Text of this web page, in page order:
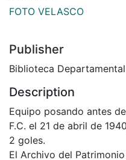
FOTO VELASCO
Publisher
Biblioteca
Description
Equipo posando antes
F.C. el 21 de abril de
2 goles.
El Archivo del